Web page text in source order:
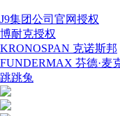
J9集团公司官网授权
博耐克授权
KRONOSPAN 克诺斯邦
FUNDERMAX 芬德·麦
跳跳兔